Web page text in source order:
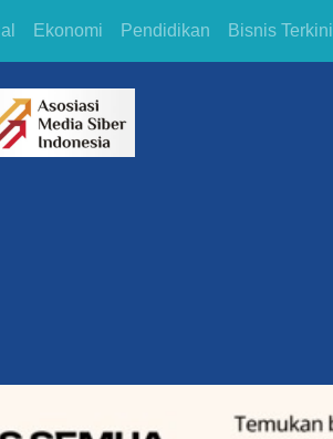
Ekonomi Pendidikan Bisnis Terkini